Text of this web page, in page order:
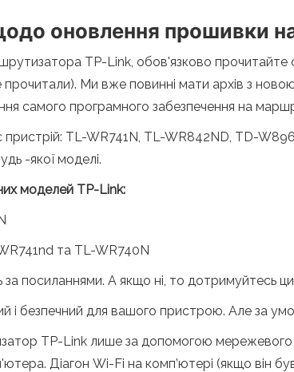
щодо оновлення прошивки
TP-Link, обов'язково прочитайте
прочитали). Ми вже повинні мати архів з
самого програмного забезпечення на
пристрій: TL-WR741N, TL-WR842ND, TD-
-якої моделі.
моделей TP-Link:
та TL-WR740N
посиланнями. А якщо ні, то дотримуйтесь
безпечний для вашого пристрою. Але за
TP-Link лише за допомогою мережевого
Діагон Wi-Fi на комп’ютері (якщо він